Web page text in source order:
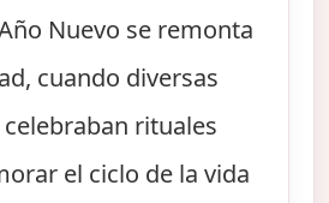
Nuevo se remonta
cuando diversas
rituales
el ciclo de la vida